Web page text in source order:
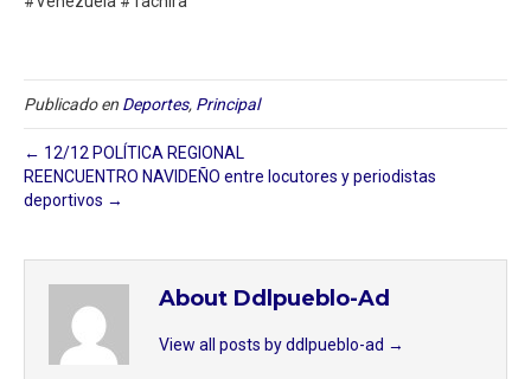
Publicado en Deportes, Principal
← 12/12 POLÍTICA REGIONAL
REENCUENTRO NAVIDEÑO entre locutores y periodistas
deportivos →
About Ddlpueblo-Ad
View all posts by ddlpueblo-ad →